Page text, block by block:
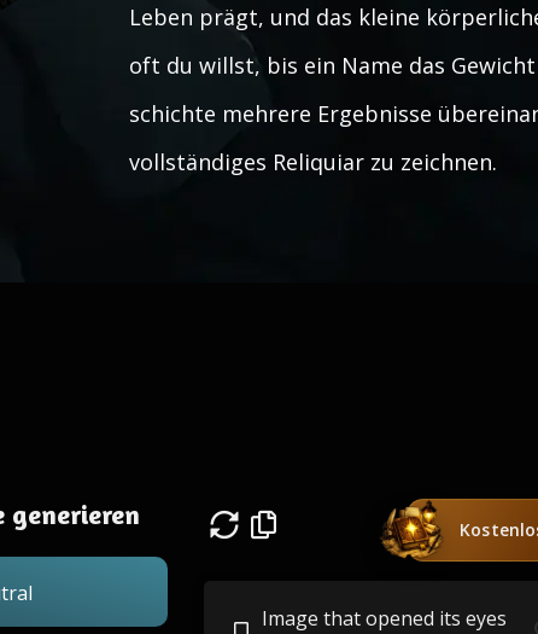
Leben prägt, und das kleine
oft du willst, bis ein Name das
schichte mehrere Ergebnisse
vollständiges Reliquiar zu zeichnen.
generieren
Image that opened its eyes